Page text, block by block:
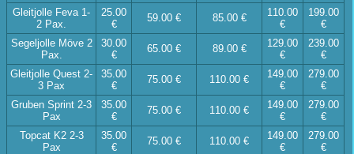
Gleitjolle Feva 1-
2 Pax.
25.00
€
59.00 € 85.00 €
110.00
€
199.00
€
Segeljolle Möve 2
Pax.
30.00
€
65.00 € 89.00 €
129.00
€
239.00
€
Gleitjolle Quest 2-
3 Pax
35.00
€
75.00 € 110.00 €
149.00
€
279.00
€
Gruben Sprint 2-3
Pax
35.00
€
75.00 € 110.00 €
149.00
€
279.00
€
Topcat K2 2-3
Pax
35.00
€
75.00 € 110.00 €
149.00
€
279.00
€